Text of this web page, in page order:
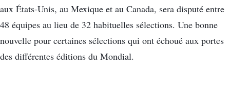
aux États-Unis, au Mexique et au Canada, sera disputé entre
48 équipes au lieu de 32 habituelles sélections. Une bonne
nouvelle pour certaines sélections qui ont échoué aux portes
des différentes éditions du Mondial.